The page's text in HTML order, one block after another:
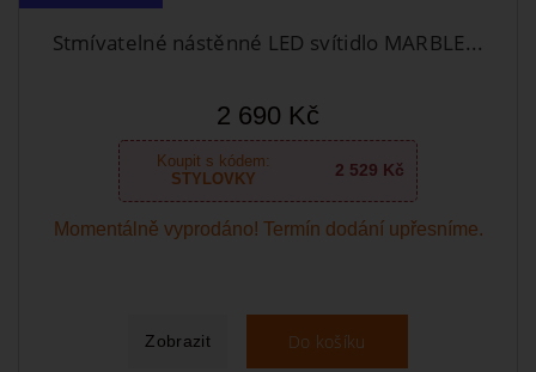
Stmívatelné nástěnné LED svítidlo MARBLE...
2 690 Kč
Koupit s kódem:
STYLOVKY
2 529 Kč
Momentálně vyprodáno! Termín dodání upřesníme.
Zobrazit Do košíku